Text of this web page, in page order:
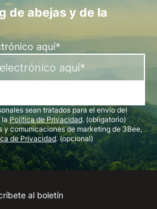
de abejas y de la
aquí*
sean tratados para el envío del
laPolítica de Privacidad. (obligatorio)
y comunicaciones de marketing de 3Bee,
de Privacidad. (opcional)
Instagram
Facebook
Linkedin
Youtube
al boletín